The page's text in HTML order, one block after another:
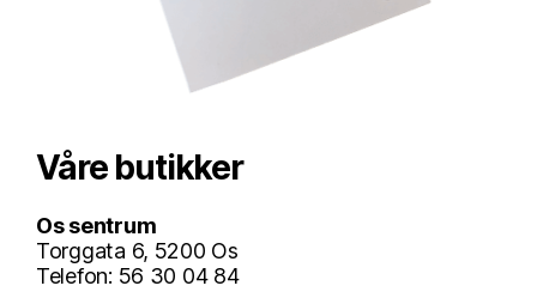
Våre butikker
Os sentrum
Torggata 6, 5200 Os
Telefon: 56 30 04 84